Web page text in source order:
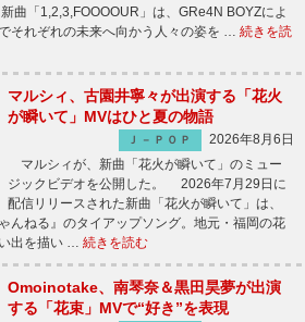
「1,2,3,FOOOOUR」は、GRe4N BOYZによ
それぞれの未来へ向かう人々の姿を … 続きを読
マルシィ、古園井寧々が出演する「花火
が瞬いて」MVはひと夏の物語
Ｊ－ＰＯＰ
2026年8月6日
マルシィが、新曲「花火が瞬いて」のミュー
ジックビデオを公開した。 2026年7月29日に
配信リリースされた新曲「花火が瞬いて」は、
んねる』のタイアップソング。地元・福岡の花
出を描い … 続きを読む
Omoinotake、南琴奈＆黒田昊夢が出演
する「花束」MVで“好き”を表現